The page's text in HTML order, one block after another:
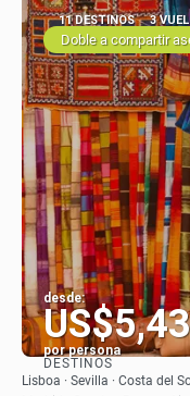
11 DESTINOS 3
Doble a compartir
desde:
por persona
DESTINOS
Lisboa · Sevilla · Costa del